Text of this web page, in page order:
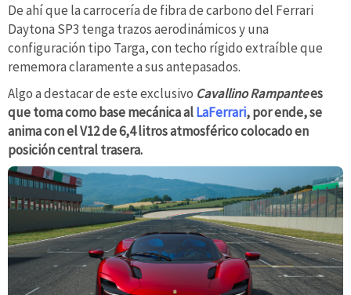
De ahí que la carrocería de fibra de carbono del Ferrari
Daytona SP3 tenga trazos aerodinámicos y una
configuración tipo Targa, con techo rígido extraíble que
rememora claramente a sus antepasados.
Algo a destacar de este exclusivo Cavallino Rampantees
que toma como base mecánica alLaFerrari, por ende, se
anima con el V12 de 6,4 litros atmosférico colocado en
posición central trasera.